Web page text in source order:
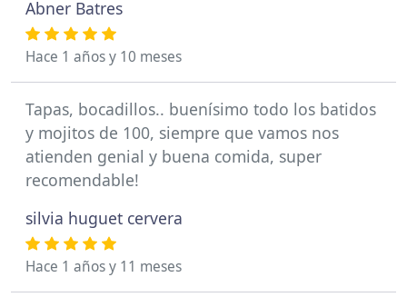
Abner Batres
Hace 1 años y 10 meses
Tapas, bocadillos.. buenísimo todo los batidos
y mojitos de 100, siempre que vamos nos
atienden genial y buena comida, super
recomendable!
silvia huguet cervera
Hace 1 años y 11 meses